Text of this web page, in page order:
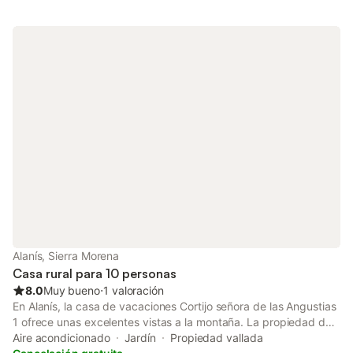
Alanís, Sierra Morena
Casa rural para 10 personas
8.0Muy bueno⋅1 valoración
En Alanís, la casa de vacaciones Cortijo señora de las Angustias
1 ofrece unas excelentes vistas a la montaña. La propiedad de
500 m² consta de una sala de estar, una cocina, 5 dormitorios y
Aire acondicionado Jardín
Propiedad vallada